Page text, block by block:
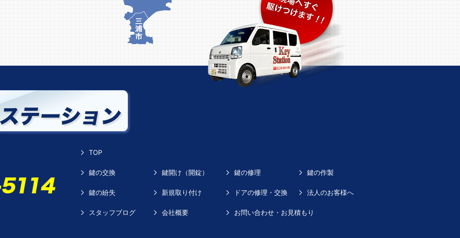
TOP
鍵の交換 鍵開け（開錠） 鍵の修理 鍵の作製
鍵の紛失 新規取り付け ドアの修理・交換 法人のお客様へ
スタッフブログ 会社概要 お問い合わせ・お見積もり